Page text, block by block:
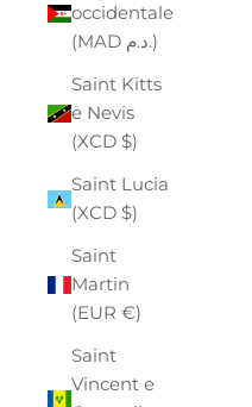
occidentale
(MAD د.م.)
Saint Kitts
e Nevis
(XCD $)
Saint Lucia
(XCD $)
Saint
Martin
(EUR €)
Saint
Vincent e